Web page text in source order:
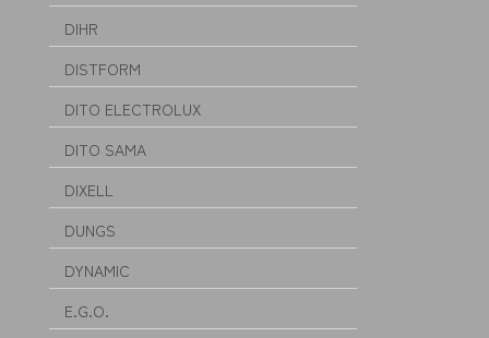
DIHR
DISTFORM
DITO ELECTROLUX
DITO SAMA
DIXELL
DUNGS
DYNAMIC
E.G.O.